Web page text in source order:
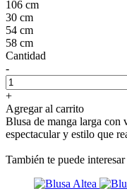
106 cm
30 cm
54 cm
58 cm
Cantidad
-
+
Agregar al carrito
Blusa de manga larga con
espectacular y estilo que
También te puede interesar